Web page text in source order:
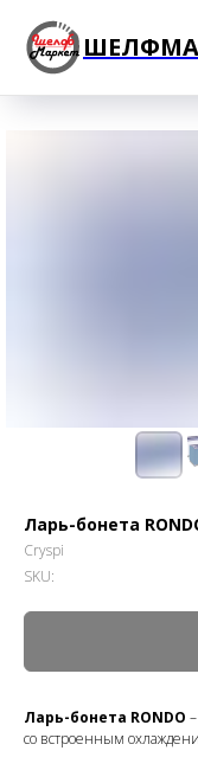
Ларь-бонета
Cryspi
SKU:
Ларь-бонета RONDO
со встроенным